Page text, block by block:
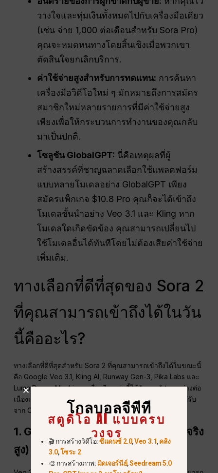
วางใจและทุ่มเงินทั้งหมดไปกับเครื่องมือเดียว
(เช่น จ่าย 1,000 ต่อเดือนสำหรับ Sora Pro)
คุณจะหมดหนทางโดยสิ้นเชิงเมื่อพวกเขา
ตัดสินใจยกเลิกบริการ.
ค่าใช้จ่ายสูงสำหรับการทดแทน: การค้นหา
เครื่องมือวิดีโอใหม่ ๆ มักหมายถึงการสมัคร
สมาชิกใหม่หลายรายการที่มีค่าใช้จ่ายสูง
เพียงเพื่อให้กระบวนการทำงานของคุณกลับ
มาเป็นปกติ.
โซลูชัน GlobalGPT: นี่คือเหตุผลที่ผู้
สร้างสรรค์ที่ชาญฉลาดเลือกใช้แพลตฟอร์ม
แบบหลายโมเดลอย่าง GlobalGPT เพียง
สมัครแพ็กเกจ $10.8 Pro คุณก็จะได้เข้าถึง
โมเดลชั้นนำอย่าง Veo 3.1 และ Kling หาก
โมเดลใดเกิดขัดข้อง คุณสามารถเปลี่ยนไป
ใช้โมเดลอื่นได้ทันทีโดยไม่ต้องเสียค่าใช้จ่าย
เพิ่มเติม.
ทางเลือกที่ดีที่สุดของ Sora 2
ที่คุณสามารถเข้าถึงได้ในวัน
นี้คืออะไร?
ทางเลือกที่ดีที่สุดสำหรับ Sora 2 ที่คุณสามารถเข้าถึงได้ในขณะนี้
คือ Google Veo 3.1, Kling AI, Runway Gen-3, Pika Labs และ
Luma Dream Machine เครื่องมือเหล่านี้ได้รับการอัปเดตอย่างต่อ
เนื่องและมอบคุณภาพภาพยนตร์ในระดับเดียวกับที่คุณเคยได้รับ
จาก OpenAI.
1. Google Veo 3.1 (ผู้นำด้านความสมจริง
สูง)
โกลบอลจีพีที
สตูดิโอ AI แบบครบ
วงจร
🎬 การสร้างวิดีโอ:ซีแดนซ์ 2.0,Veo 3.1,คลิง
3.0,โซระ 2
🎨 การสร้างภาพ: มิดเจอร์นีย์,Seedream 5.0